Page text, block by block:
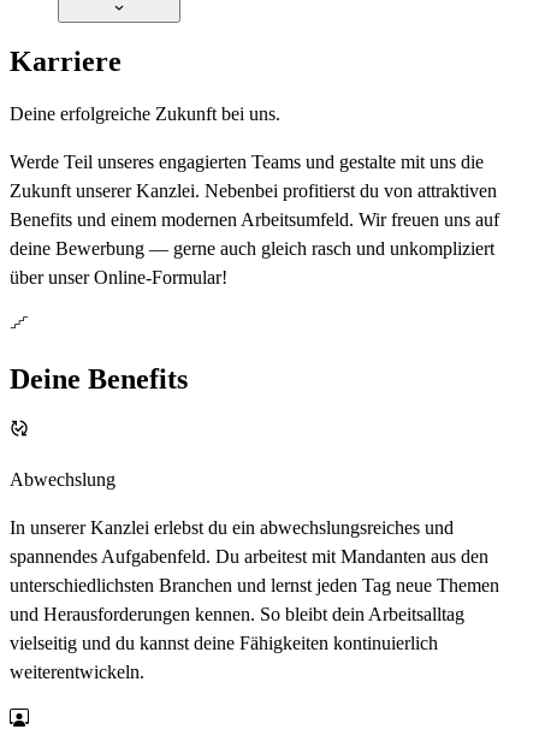
Karriere
Deine erfolgreiche Zukunft bei uns.
Werde Teil unseres engagierten Teams und gestalte mit uns die
Zukunft unserer Kanzlei. Nebenbei profitierst du von attraktiven
Benefits und einem modernen Arbeitsumfeld. Wir freuen uns auf
deine Bewerbung — gerne auch gleich rasch und unkompliziert
über unser Online-Formular!
Deine Benefits
Abwechslung
In unserer Kanzlei erlebst du ein abwechslungsreiches und
spannendes Aufgabenfeld. Du arbeitest mit Mandanten aus den
unterschiedlichsten Branchen und lernst jeden Tag neue Themen
und Herausforderungen kennen. So bleibt dein Arbeitsalltag
vielseitig und du kannst deine Fähigkeiten kontinuierlich
weiterentwickeln.